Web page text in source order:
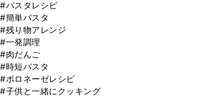
#パスタレシピ
#簡単パスタ
#残り物アレンジ
#一発調理
#肉だんご
#時短パスタ
#ボロネーゼレシピ
#子供と一緒にクッキング